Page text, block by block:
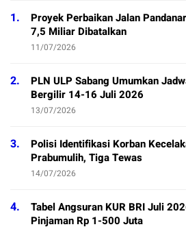
1.
Proyek Perbaikan Jalan
7,5 Miliar Dibatalkan
11/07/2026
2.
PLN ULP Sabang Umumkan
Bergilir 14-16 Juli 2026
13/07/2026
3.
Polisi Identifikasi Korban
Prabumulih, Tiga Tewas
14/07/2026
4.
Tabel Angsuran KUR BRI Juli
Pinjaman Rp 1-500 Juta